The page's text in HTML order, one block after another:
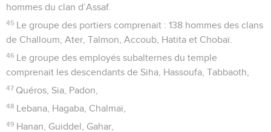
hommes du clan d’Assaf.
45 Le groupe des portiers comprenait : 138 hommes des clans
de Challoum, Ater, Talmon, Accoub, Hatita et Chobaï.
46 Le groupe des employés subalternes du temple
comprenait les descendants de Siha, Hassoufa, Tabbaoth,
47 Quéros, Sia, Padon,
48 Lebana, Hagaba, Chalmaï,
49 Hanan, Guiddel, Gahar,